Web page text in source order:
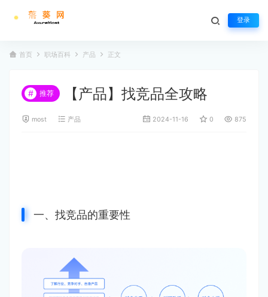
登录
首页 职场百科 产品 正文
# 推荐 【产品】找竞品全攻略
most 产品 2024-11-16 0 875
一、找竞品的重要性